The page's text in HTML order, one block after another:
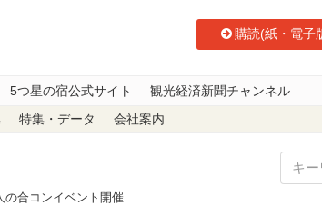
購読(紙・電子
5つ星の宿公式サイト 観光経済新聞チャンネル
特集・データ 会社案内
の合コンイベント開催